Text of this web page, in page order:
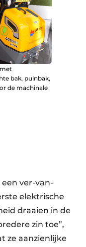
bak, puinbak,
de machinale
een ver-van-
elektrische
draaien in de
zin toe”,
ze aanzienlijke